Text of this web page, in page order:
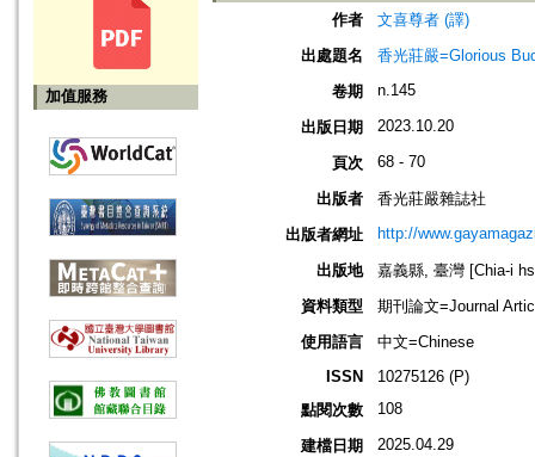
加值服務
作者
文喜尊者 (譯)
出處題名
香光莊嚴=Glorious
卷期
n.145
出版日期 2023.10.20
頁次 68 - 70
出版者
香光莊嚴雜誌社
出版者網址
http://
出版地
嘉義縣, 臺灣 [Chia-i
資料類型
期刊論文=Journal
使用語言
中文=Chinese
ISSN
10275126 (P)
點閱次數
108
建檔日期 2025.04.29